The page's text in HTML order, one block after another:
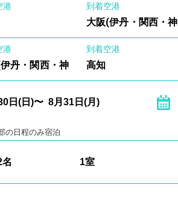
港 到着空港
大阪(伊丹・関西・
港
丹・関西・神戸)
到着空港
高知
の日程のみ宿泊